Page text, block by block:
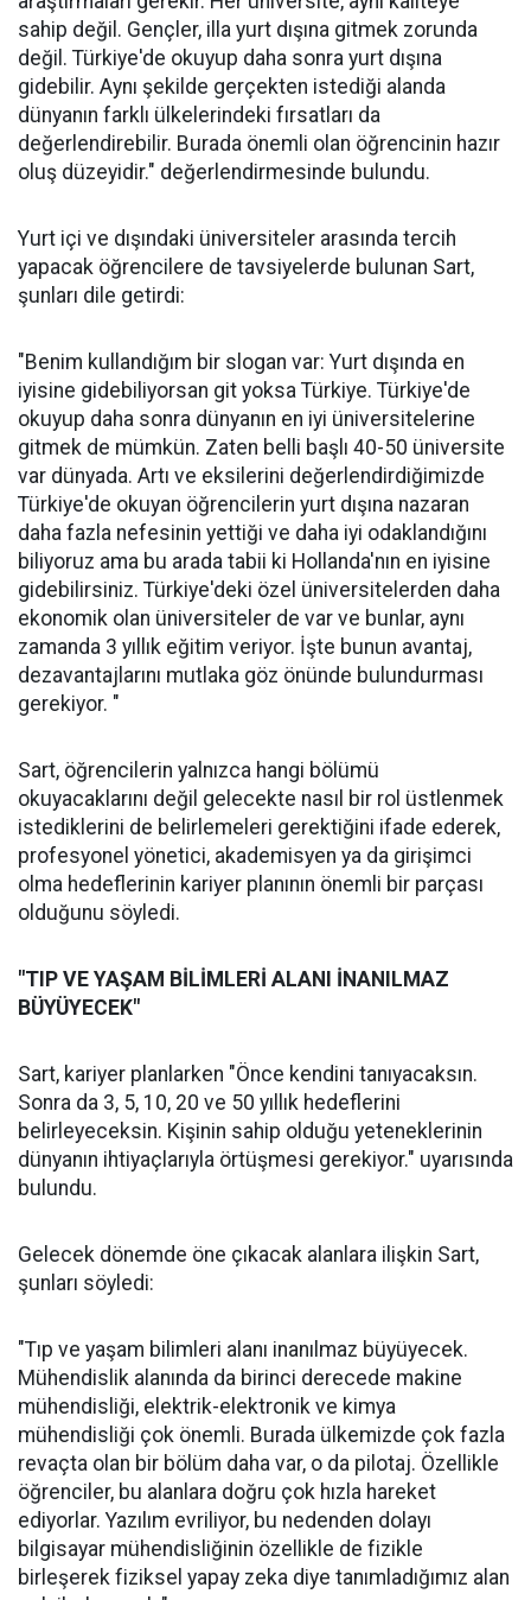
sahip değil. Gençler, illa yurt dışına gitmek zorunda
değil. Türkiye'de okuyup daha sonra yurt dışına
gidebilir. Aynı şekilde gerçekten istediği alanda
dünyanın farklı ülkelerindeki fırsatları da
değerlendirebilir. Burada önemli olan öğrencinin hazır
oluş düzeyidir." değerlendirmesinde bulundu.
Yurt içi ve dışındaki üniversiteler arasında tercih
yapacak öğrencilere de tavsiyelerde bulunan Sart,
şunları dile getirdi:
"Benim kullandığım bir slogan var: Yurt dışında en
iyisine gidebiliyorsan git yoksa Türkiye. Türkiye'de
okuyup daha sonra dünyanın en iyi üniversitelerine
gitmek de mümkün. Zaten belli başlı 40-50 üniversite
var dünyada. Artı ve eksilerini değerlendirdiğimizde
Türkiye'de okuyan öğrencilerin yurt dışına nazaran
daha fazla nefesinin yettiği ve daha iyi odaklandığını
biliyoruz ama bu arada tabii ki Hollanda'nın en iyisine
gidebilirsiniz. Türkiye'deki özel üniversitelerden daha
ekonomik olan üniversiteler de var ve bunlar, aynı
zamanda 3 yıllık eğitim veriyor. İşte bunun avantaj,
dezavantajlarını mutlaka göz önünde bulundurması
gerekiyor. "
Sart, öğrencilerin yalnızca hangi bölümü
okuyacaklarını değil gelecekte nasıl bir rol üstlenmek
istediklerini de belirlemeleri gerektiğini ifade ederek,
profesyonel yönetici, akademisyen ya da girişimci
olma hedeflerinin kariyer planının önemli bir parçası
olduğunu söyledi.
"TIP VE YAŞAM BİLİMLERİ ALANI İNANILMAZ
BÜYÜYECEK"
Sart, kariyer planlarken "Önce kendini tanıyacaksın.
Sonra da 3, 5, 10, 20 ve 50 yıllık hedeflerini
belirleyeceksin. Kişinin sahip olduğu yeteneklerinin
dünyanın ihtiyaçlarıyla örtüşmesi gerekiyor." uyarısında
bulundu.
Gelecek dönemde öne çıkacak alanlara ilişkin Sart,
şunları söyledi:
"Tıp ve yaşam bilimleri alanı inanılmaz büyüyecek.
Mühendislik alanında da birinci derecede makine
mühendisliği, elektrik-elektronik ve kimya
mühendisliği çok önemli. Burada ülkemizde çok fazla
revaçta olan bir bölüm daha var, o da pilotaj. Özellikle
öğrenciler, bu alanlara doğru çok hızla hareket
ediyorlar. Yazılım evriliyor, bu nedenden dolayı
bilgisayar mühendisliğinin özellikle de fizikle
birleşerek fiziksel yapay zeka diye tanımladığımız alan